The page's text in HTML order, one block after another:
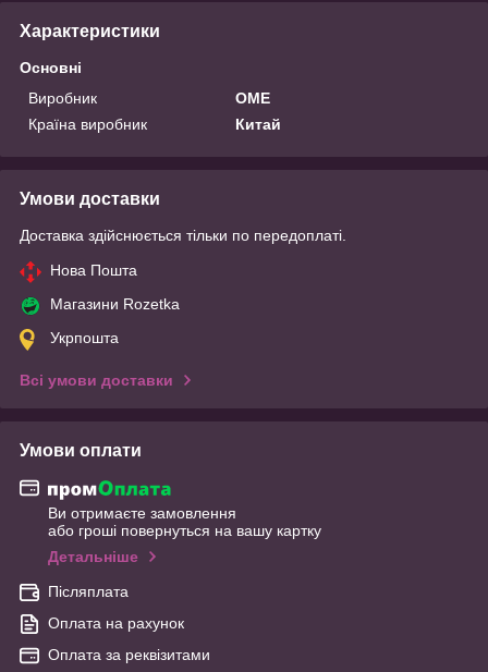
Характеристики
Основні
Виробник
OME
Країна виробник
Китай
Умови доставки
Доставка здійснюється тільки по передоплаті.
Нова Пошта
Магазини Rozetka
Укрпошта
Всі умови доставки
Умови оплати
Ви отримаєте замовлення
або гроші повернуться на вашу картку
Детальніше
Післяплата
Оплата на рахунок
Оплата за реквізитами